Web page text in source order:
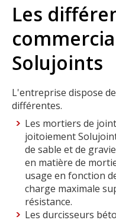
Les
Solujoints
L'entreprise dispose
différentes.
Les mortiers de
joitoiement
de sable et de
en matière de
usage en fonction
charge maximale
résistance.
Les durcisseurs